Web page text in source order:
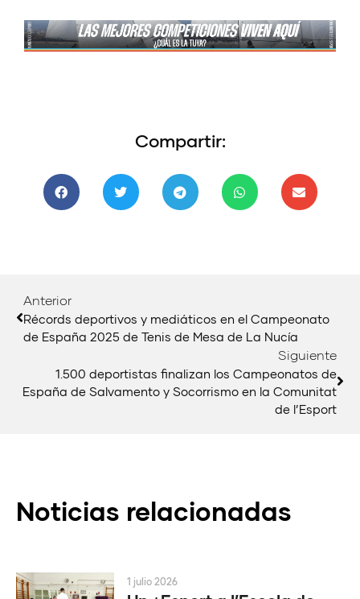
Compartir:
Anterior
Récords deportivos y mediáticos en el Campeonato
de España 2025 de Tenis de Mesa de La Nucía
Siguiente
1.500 deportistas finalizan los Campeonatos de
España de Salvamento y Socorrismo en la Comunitat
de l’Esport
Noticias relacionadas
1 julio 2026